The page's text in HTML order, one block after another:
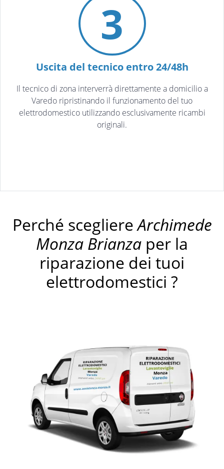
3
Uscita del tecnico entro 24/48h
Il tecnico di zona interverrà direttamente a domicilio a
Varedo ripristinando il funzionamento del tuo
elettrodomestico utilizzando esclusivamente ricambi
originali.
Perché scegliereArchimede
Monza Brianza per la
riparazione dei tuoi
elettrodomestici ?